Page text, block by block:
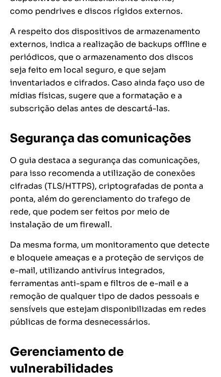
como pendrives e discos rígidos externos.
A respeito dos dispositivos de armazenamento
externos, indica a realização de backups offline e
periódicos, que o armazenamento dos discos
seja feito em local seguro, e que sejam
inventariados e cifrados. Caso ainda faço uso de
mídias físicas, sugere que a formatação e a
subscrição delas antes de descartá-las.
Segurança das comunicações
O guia destaca a segurança das comunicações,
para isso recomenda a utilização de conexões
cifradas (TLS/HTTPS), criptografadas de ponta a
ponta, além do gerenciamento do trafego de
rede, que podem ser feitos por meio de
instalação de um firewall.
Da mesma forma, um monitoramento que detecte
e bloqueie ameaças e a proteção de serviços de
e-mail, utilizando antivírus integrados,
ferramentas anti-spam e filtros de e-mail e a
remoção de qualquer tipo de dados pessoais e
sensíveis que estejam disponibilizadas em redes
públicas de forma desnecessários.
Gerenciamento de
vulnerabilidades